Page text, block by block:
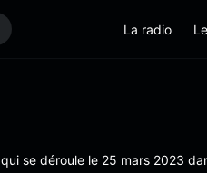
La radio
se déroule le 25 mars 2023